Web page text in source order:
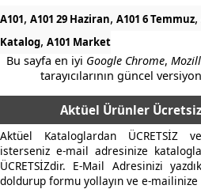
A101, A101 29 Haziran, A101 6 Temmuz,
Katalog, A101 Market
Bu sayfa en iyi Google Chrome,
tarayıcılarının güncel
Aktüel Ürünler
Aktüel Kataloglardan ÜCRETSİZ
isterseniz e-mail adresinize
ÜCRETSİZdir. E-Mail Adresinizi
doldurup formu yollayın ve e-mailinize